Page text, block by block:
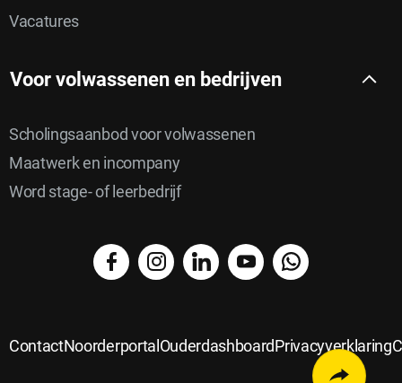
Open
email
Twitter
op
Linkedin
op
Delen
op
Vacatures
Voor volwassenen en bedrijven
Scholingsaanbod voor volwassenen
Maatwerk en incompany
Word stage- of leerbedrijf
facebookinstagramlinkedinYouTubeWhatsApp
ContactNoorderportalOuderdashboardPrivacyverklaring